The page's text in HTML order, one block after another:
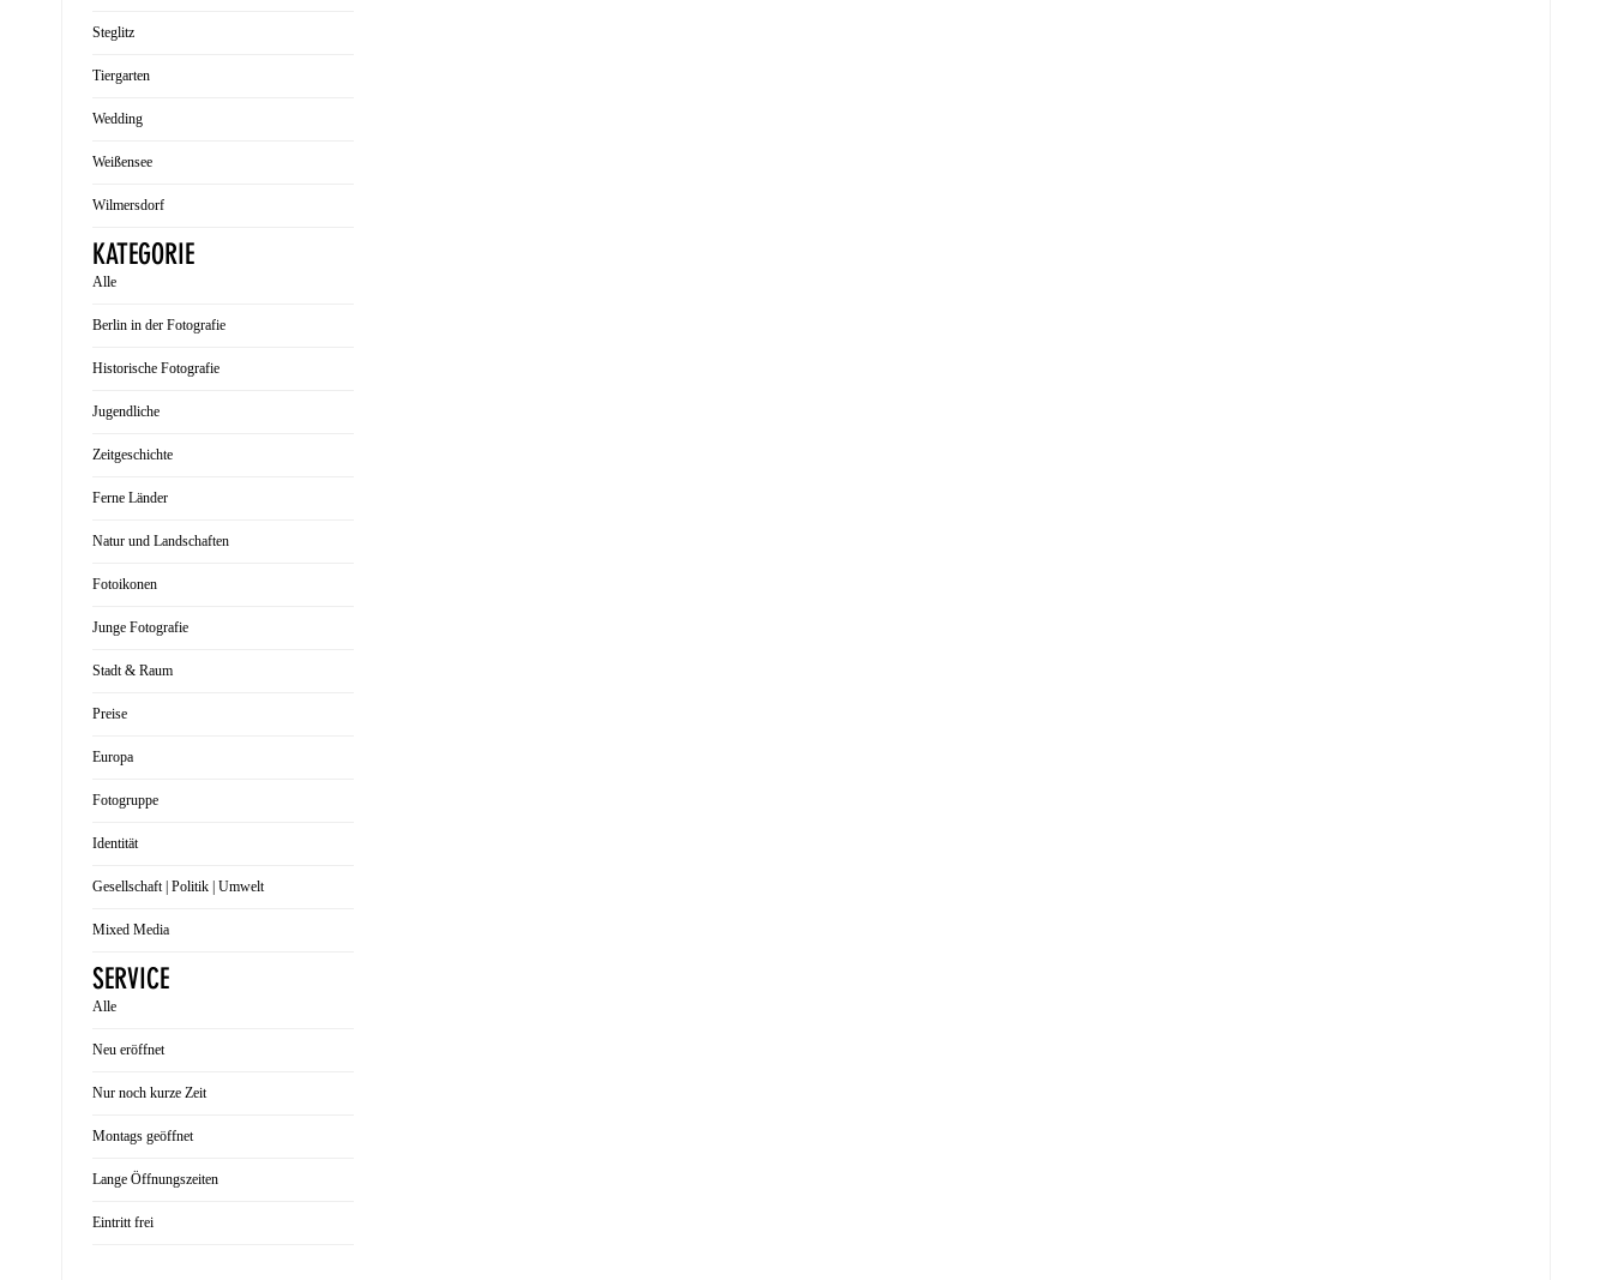
Steglitz
Tiergarten
Wedding
Weißensee
Wilmersdorf
KATEGORIE
Alle
Berlin in der Fotografie
Historische Fotografie
Jugendliche
Zeitgeschichte
Ferne Länder
Natur und Landschaften
Fotoikonen
Junge Fotografie
Stadt & Raum
Preise
Europa
Fotogruppe
Identität
Gesellschaft | Politik | Umwelt
Mixed Media
SERVICE
Alle
Neu eröffnet
Nur noch kurze Zeit
Montags geöffnet
Lange Öffnungszeiten
Eintritt frei